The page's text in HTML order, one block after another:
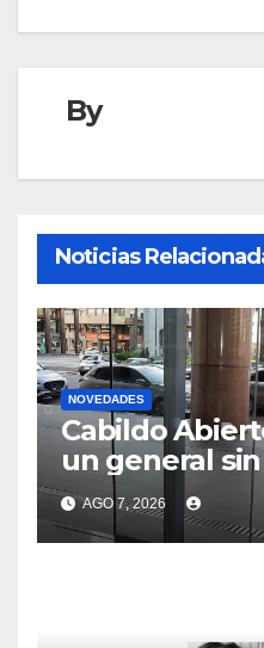
By
Noticias
NOVEDADES
Cabildo
un general
tiroteado por
soldados
AGO 7, 2026